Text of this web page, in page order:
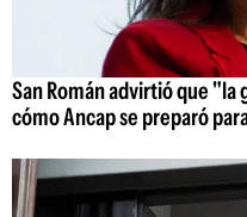
San Román advirtió que
cómo Ancap se preparó